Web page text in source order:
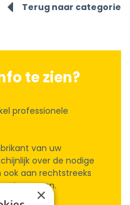
Terug naar categorie
te zien?
professionele
van uw
over de nodige
ook aan rechtstreeks
te nemen.
×